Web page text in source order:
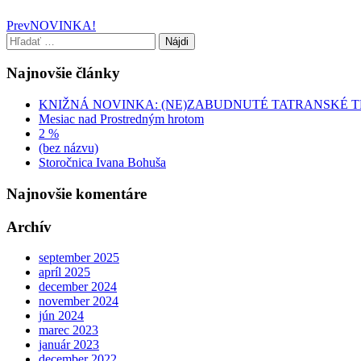
Post
navigation
PrevNOVINKA!
Hľadať:
Najnovšie články
KNIŽNÁ NOVINKA: (NE)ZABUDNUTÉ TATRANSKÉ
Mesiac nad Prostredným hrotom
2 %
(bez názvu)
Storočnica Ivana Bohuša
Najnovšie komentáre
Archív
september 2025
apríl 2025
december 2024
november 2024
jún 2024
marec 2023
január 2023